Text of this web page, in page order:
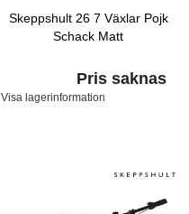
Skeppshult 26 7 Växlar Pojk
Schack Matt
Pris saknas
Visa lagerinformation